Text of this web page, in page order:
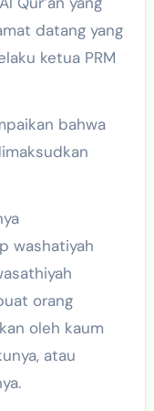
datang yang
ketua PRM
bahwa
washatiyah
orang
oleh kaum
atau